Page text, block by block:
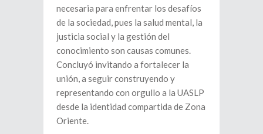
necesaria para enfrentar los desafíos
de la sociedad, pues la salud mental, la
justicia social y la gestión del
conocimiento son causas comunes.
Concluyó invitando a fortalecer la
unión, a seguir construyendo y
representando con orgullo a la UASLP
desde la identidad compartida de Zona
Oriente.